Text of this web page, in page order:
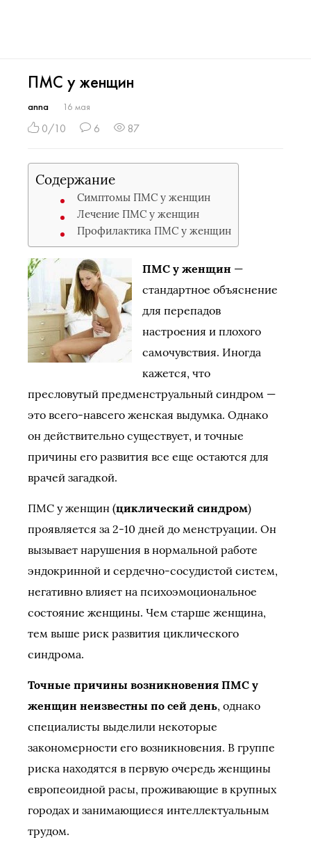
ПМС у женщин
anna 16 мая
0/10 6 87
Содержание
Симптомы ПМС у женщин
Лечение ПМС у женщин
Профилактика ПМС у женщин
ПМС у женщин —
стандартное объяснение
для перепадов
настроения и плохого
самочувствия. Иногда
кажется, что
пресловутый предменструальный синдром —
это всего-навсего женская выдумка. Однако
он действительно существует, и точные
причины его развития все еще остаются для
врачей загадкой.
ПМС у женщин (циклический синдром)
проявляется за 2-10 дней до менструации. Он
вызывает нарушения в нормальной работе
эндокринной и сердечно-сосудистой систем,
негативно влияет на психоэмоциональное
состояние женщины. Чем старше женщина,
тем выше риск развития циклического
синдрома.
Точные причины возникновения ПМС у
женщин неизвестны по сей день, однако
специалисты выделили некоторые
закономерности его возникновения. В группе
риска находятся в первую очередь женщины
европеоидной расы, проживающие в крупных
городах и занимающиеся интеллектуальным
трудом.